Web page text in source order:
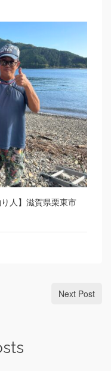
人】滋賀県栗東市
Next Post